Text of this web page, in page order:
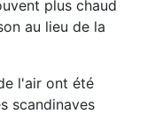
plus chaud
au lieu de la
l'air ont été
scandinaves